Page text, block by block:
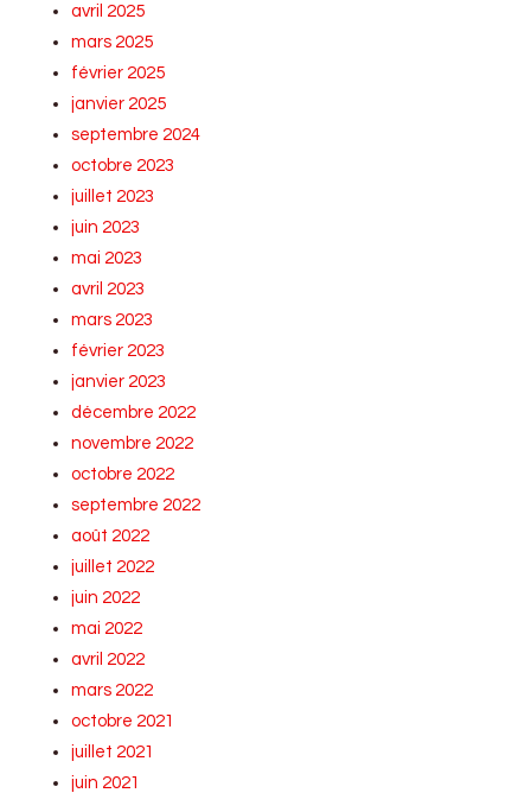
avril 2025
mars 2025
février 2025
janvier 2025
septembre 2024
octobre 2023
juillet 2023
juin 2023
mai 2023
avril 2023
mars 2023
février 2023
janvier 2023
décembre 2022
novembre 2022
octobre 2022
septembre 2022
août 2022
juillet 2022
juin 2022
mai 2022
avril 2022
mars 2022
octobre 2021
juillet 2021
juin 2021